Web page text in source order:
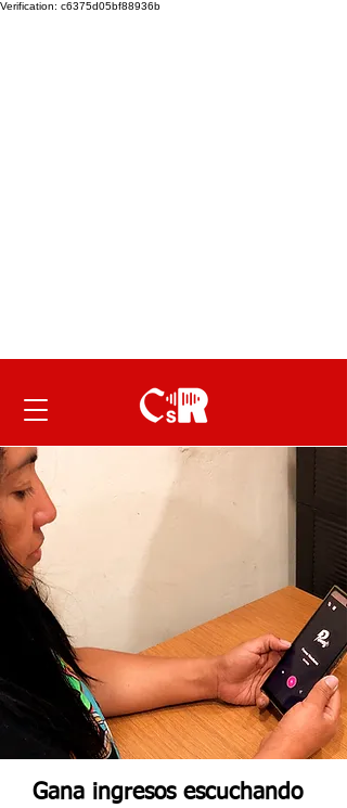
Verification: c6375d05bf88936b
Gana ingresos escuchando